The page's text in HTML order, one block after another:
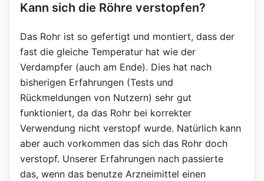
Kann sich die Röhre verstopfen?
Das Rohr ist so gefertigt und montiert, dass der
fast die gleiche Temperatur hat wie der
Verdampfer (auch am Ende). Dies hat nach
bisherigen Erfahrungen (Tests und
Rückmeldungen von Nutzern) sehr gut
funktioniert, da das Rohr bei korrekter
Verwendung nicht verstopf wurde. Natürlich kann
aber auch vorkommen das sich das Rohr doch
verstopf. Unserer Erfahrungen nach passierte
das, wenn das benutze Arzneimittel einen